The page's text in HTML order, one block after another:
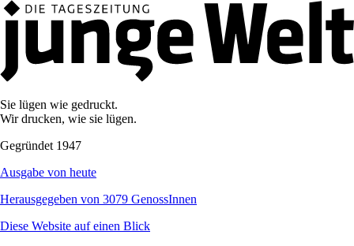
Sie lügen wie gedruckt.
Wir drucken, wie sie lügen.
Gegründet 1947
Ausgabe von heute
Herausgegeben von 3079 GenossInnen
Diese Website auf einen Blick